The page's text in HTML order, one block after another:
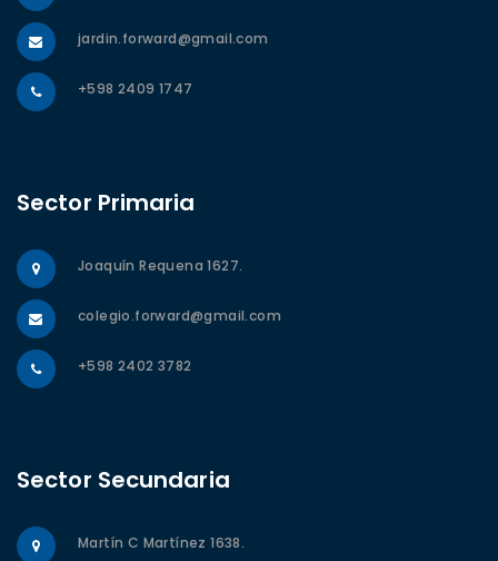
jardin.forward@gmail.com
+598 2409 1747
Sector Primaria
Joaquín Requena 1627.
colegio.forward@gmail.com
+598 2402 3782
Sector Secundaria
Martín C Martínez 1638.